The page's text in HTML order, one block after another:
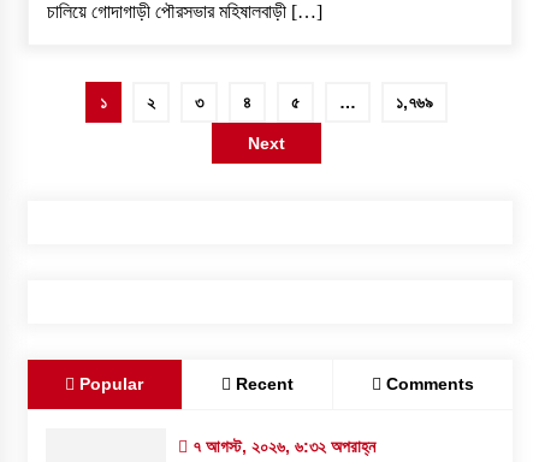
চালিয়ে গোদাগাড়ী পৌরসভার মহিষালবাড়ী […]
১ ২ ৩ ৪ ৫ … ১,৭৬৯
Next
Popular Recent Comments
৭ আগস্ট, ২০২৬, ৬:৩২ অপরাহ্ন